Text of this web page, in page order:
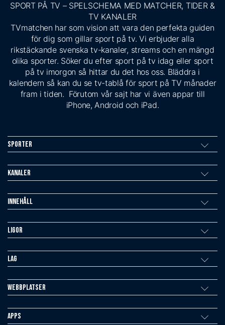
SPORT PÅ TV – SPELSCHEMA MED MATCHER, TIDER &
TV KANALER
TVmatchen har som vision att vara den perfekta guiden
för dig som gillar sport på tv. Vi erbjuder alla
rikstäckande svenska tv-kanaler, streams och en mängd
olika sporter. Söker du efter sport på tv idag eller sport
på tv imorgon så hittar du det hos oss. Bläddra i
kalendern så kan du se tv-tablå för sport på TV månader
fram i tiden. Förutom vår sajt har vi även appar till
iPhone, Android och iPad.
Sporter
Kanaler
Innehåll
Ligor
Lag
Webbplatser
Apps